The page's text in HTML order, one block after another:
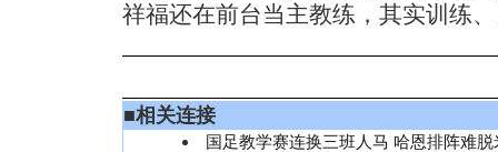
祥福还在前台当主教练，其实训练
■相关连接
国足教学赛连换三班人马 哈恩排阵难